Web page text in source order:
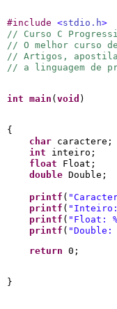
#include <stdio.h>
// Curso C
// O melhor curso
// Artigos,
// a linguagem de
int main ( void )
{
char caractere;
int inteiro;
float Float;
double Double;
printf ( "
printf ( "
printf ( " Float:
printf ( "Double:
return 0;